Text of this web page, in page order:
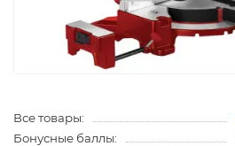
Все товары:
Бонусные баллы: